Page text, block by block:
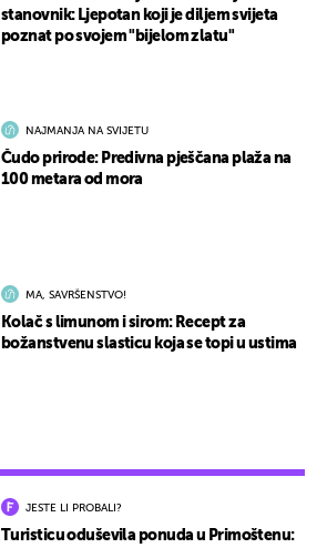
JESTE LI PROBALI?
Turisticu oduševila ponuda u Primoštenu:
stanovnik: Ljepotan koji je diljem svijeta
poznat po svojem "bijelom zlatu"
NAJMANJA NA SVIJETU
Čudo prirode: Predivna pješčana plaža na
100 metara od mora
MA, SAVRŠENSTVO!
Kolač s limunom i sirom: Recept za
božanstvenu slasticu koja se topi u ustima